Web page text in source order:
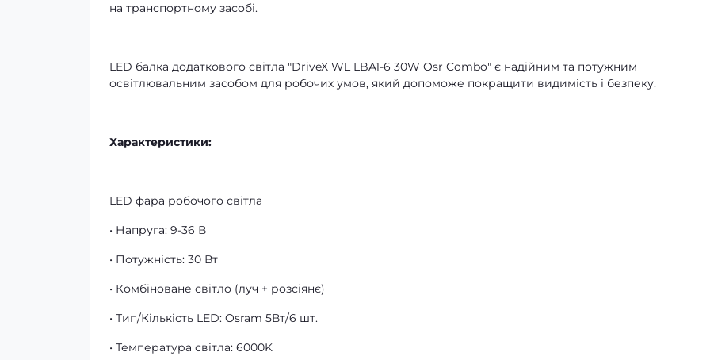
на транспортному засобі.
LED балка додаткового світла "DriveX WL LBA1-6 30W Osr Combo" є надійним та потужним
освітлювальним засобом для робочих умов, який допоможе покращити видимість і безпеку.
Характеристики:
LED фара робочого світла
• Напруга: 9-36 В
• Потужність: 30 Вт
• Комбіноване світло (луч + розсіянє)
• Тип/Кількість LED: Osram 5Вт/6 шт.
• Температура світла: 6000K